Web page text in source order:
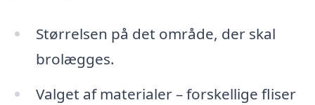
Størrelsen på det område, der skal
brolægges.
Valget af materialer – forskellige fliser